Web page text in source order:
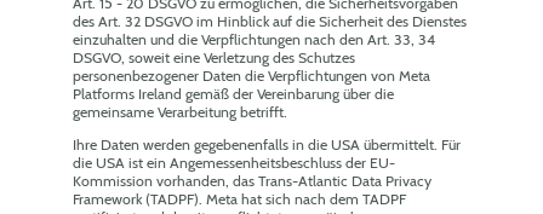
des Art. 32 DSGVO im Hinblick auf die Sicherheit des Dienstes
einzuhalten und die Verpflichtungen nach den Art. 33, 34
DSGVO, soweit eine Verletzung des Schutzes
personenbezogener Daten die Verpflichtungen von Meta
Platforms Ireland gemäß der Vereinbarung über die
gemeinsame Verarbeitung betrifft.
Ihre Daten werden gegebenenfalls in die USA übermittelt. Für
die USA ist ein Angemessenheitsbeschluss der EU-
Kommission vorhanden, das Trans-Atlantic Data Privacy
Framework (TADPF). Meta hat sich nach dem TADPF